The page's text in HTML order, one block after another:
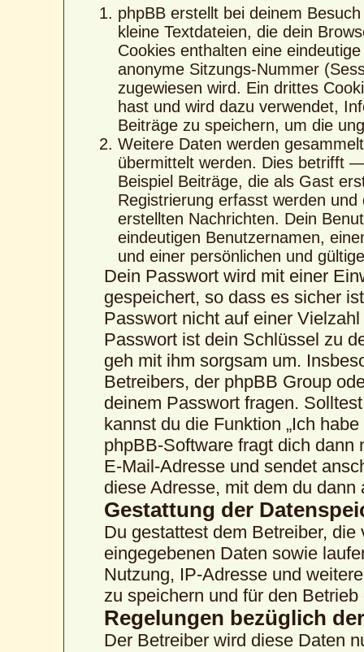
phpBB erstellt bei deinem
kleine Textdateien, die dein
Cookies enthalten eine
anonyme Sitzungs-Nummer
zugewiesen wird. Ein drittes
hast und wird dazu verwendet,
Beiträge zu speichern, um die
Weitere Daten werden
übermittelt werden. Dies betrifft
Beispiel Beiträge, die als Gast
Registrierung erfasst werden
erstellten Nachrichten. Dein
eindeutigen Benutzernamen,
und einer persönlichen und
Dein Passwort wird mit einer
gespeichert, so dass es sicher
Passwort nicht auf einer
Passwort ist dein Schlüssel zu
geh mit ihm sorgsam um.
Betreibers, der phpBB Group
deinem Passwort fragen.
kannst du die Funktion „Ich
phpBB-Software fragt dich dann
E-Mail-Adresse und sendet
diese Adresse, mit dem du
Gestattung der
Du gestattest dem Betreiber,
eingegebenen Daten sowie
Nutzung, IP-Adresse und
zu speichern und für den
Regelungen bezüglich
Der Betreiber wird diese Daten